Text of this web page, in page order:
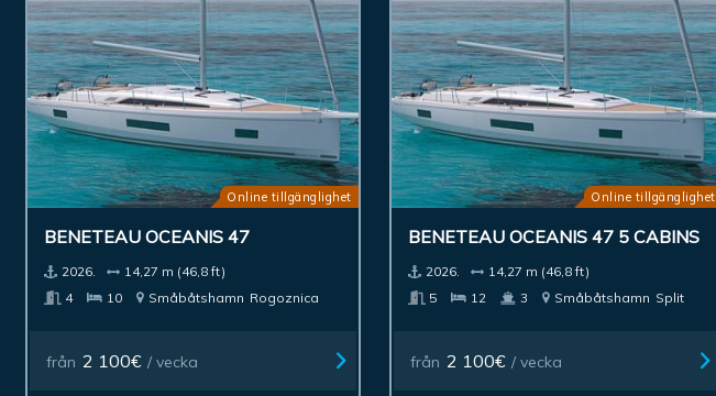
Online tillgänglighet
BENETEAU OCEANIS 47
2026.
14,27 m (46,8 ft)
4
10 Småbåtshamn Rogoznica
från 2 100€ / vecka
Online tillgänglighet
BENETEAU OCEANIS 47 5 CABINS
2026.
14,27 m (46,8 ft)
5
12 3 Småbåtshamn Split
från 2 100€ / vecka